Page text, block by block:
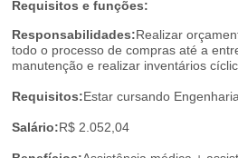
Requisitos e funções:
Responsabilidades:Realizar
todo o processo de compras até a
manutenção e realizar inventários
Requisitos:Estar cursando
Salário:R$ 2.052,04